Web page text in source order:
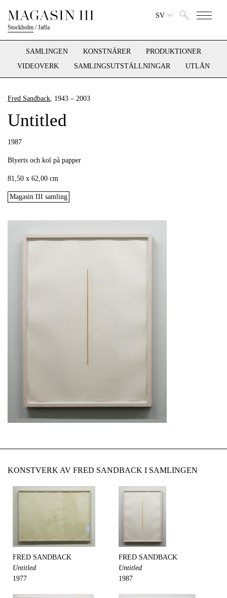
Stockholm /Jaffa
SV
SAMLINGEN KONSTNÄRER
PRODUKTIONER
VIDEOVERK
SAMLINGSUTSTÄLLNINGAR UTLÅN
Fred Sandback, 1943 – 2003
Untitled
1987
Blyerts och kol på papper
81,50 x 62,00 cm
Magasin III samling
KONSTVERK AV FRED SANDBACK I SAMLINGEN
FRED SANDBACK
Untitled
1977
FRED SANDBACK
Untitled
1987